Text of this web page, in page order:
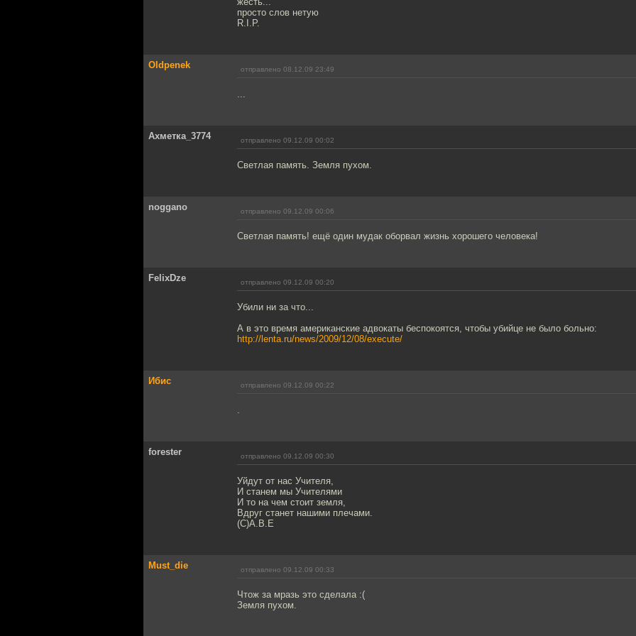
просто слов нетую
R.I.P.
Oldpenek отправлено 08.12.09 23:49
...
Ахметка_3774 отправлено 09.12.09 00:02
Светлая память. Земля пухом.
noggano отправлено 09.12.09 00:06
Светлая память! ещё один мудак оборвал жизнь хорошего человека!
FelixDze отправлено 09.12.09 00:20
Убили ни за что...
А в это время американские адвокаты беспокоятся, чтобы убийце не было больно:
http://lenta.ru/news/2009/12/08/execute/
Ибис отправлено 09.12.09 00:22
.
forester отправлено 09.12.09 00:30
Уйдут от нас Учителя,
И станем мы Учителями
И то на чем стоит земля,
Вдруг станет нашими плечами.
(С)А.В.Е
Must_die отправлено 09.12.09 00:33
Чтож за мразь это сделала :(
Земля пухом.